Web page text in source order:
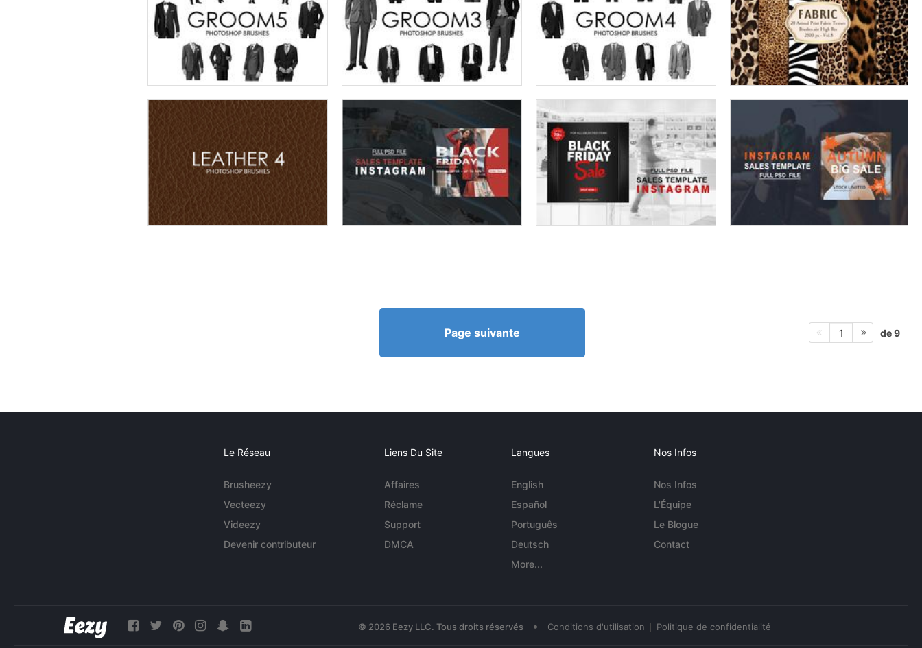
Page suivante 1 de 9
Le Réseau
Brusheezy
Vecteezy
Videezy
Devenir contributeur
Liens Du Site
Affaires
Réclame
Support
DMCA
Langues
English
Español
Português
Deutsch
More...
Nos Infos
Nos Infos
L'Équipe
Le Blogue
Contact
© 2026 Eezy LLC. Tous droits réservés • Conditions d'utilisation Politique de confidentialité